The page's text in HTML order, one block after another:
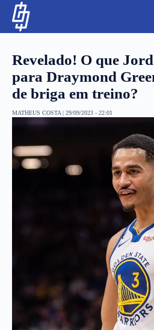
NFL
MLS
APOSTAS
Revelado! O que
para Draymond
de briga em treino?
MATHEUS COSTA | 29/09/2023 - 22:01